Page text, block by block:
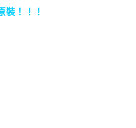
！！！